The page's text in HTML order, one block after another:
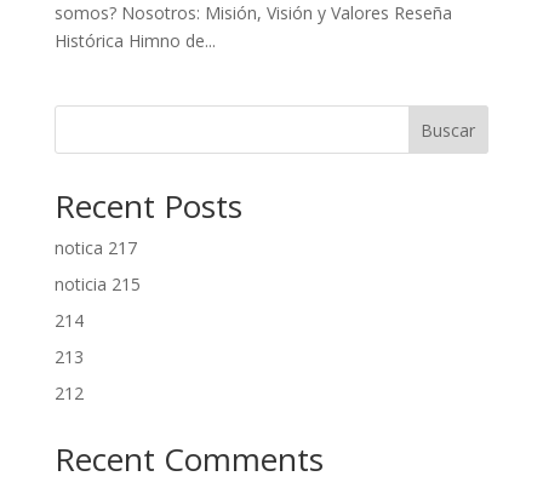
somos? Nosotros: Misión, Visión y Valores Reseña
Histórica Himno de...
Buscar
Recent Posts
notica 217
noticia 215
214
213
212
Recent Comments